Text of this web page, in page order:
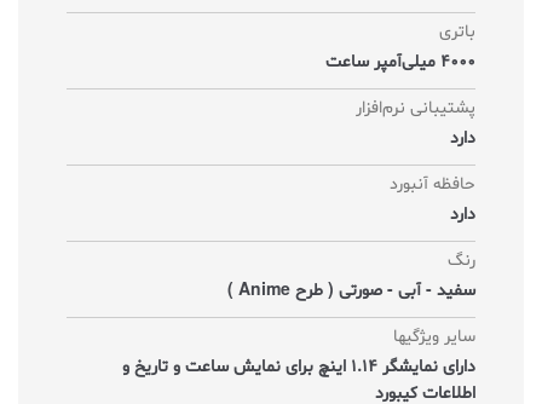
باتری
4000 میلی‌آمپر ساعت
پشتیبانی نرم‌افزار
دارد
حافظه آنبورد
دارد
رنگ
سفید - آبی - صورتی ( طرح Anime )
سایر ویژگیها
دارای نمایشگر 1.14 اینچ برای نمایش ساعت و تاریخ و
اطلاعات کیبورد